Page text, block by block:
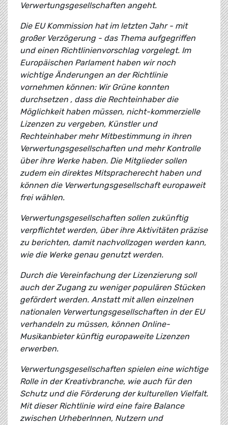
Verwertungsgesellschaften angeht.
Die EU Kommission hat im letzten Jahr - mit
großer Verzögerung - das Thema aufgegriffen
und einen Richtlinienvorschlag vorgelegt. Im
Europäischen Parlament haben wir noch
wichtige Änderungen an der Richtlinie
vornehmen können: Wir Grüne konnten
durchsetzen , dass die Rechteinhaber die
Möglichkeit haben müssen, nicht-kommerzielle
Lizenzen zu vergeben, Künstler und
Rechteinhaber mehr Mitbestimmung in ihren
Verwertungsgesellschaften und mehr Kontrolle
über ihre Werke haben. Die Mitglieder sollen
zudem ein direktes Mitspracherecht haben und
können die Verwertungsgesellschaft europaweit
frei wählen.
Verwertungsgesellschaften sollen zukünftig
verpflichtet werden, über ihre Aktivitäten präzise
zu berichten, damit nachvollzogen werden kann,
wie die Werke genau genutzt werden.
Durch die Vereinfachung der Lizenzierung soll
auch der Zugang zu weniger populären Stücken
gefördert werden. Anstatt mit allen einzelnen
nationalen Verwertungsgesellschaften in der EU
verhandeln zu müssen, können Online-
Musikanbieter künftig europaweite Lizenzen
erwerben.
Verwertungsgesellschaften spielen eine wichtige
Rolle in der Kreativbranche, wie auch für den
Schutz und die Förderung der kulturellen Vielfalt.
Mit dieser Richtlinie wird eine faire Balance
zwischen UrheberInnen, Nutzern und